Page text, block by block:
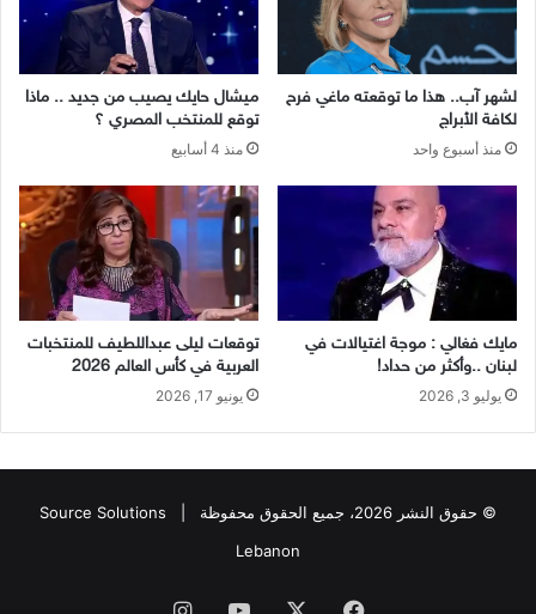
لشهر آب.. هذا ما توقعته ماغي فرح
لكافة الأبراج
منذ أسبوع واحد
ميشال حايك يصيب من جديد .. ماذا
توقع للمنتخب المصري ؟
منذ 4 أسابيع
مايك فغالي : موجة اغتيالات في
لبنان ..وأكثر من حداد!
يوليو 3, 2026
توقعات ليلى عبداللطيف للمنتخبات
العربية في كأس العالم 2026
يونيو 17, 2026
© حقوق النشر 2026، جميع الحقوق محفوظة |
Source Solutions
Lebanon
فيسبوك يوتيوبانستقرام